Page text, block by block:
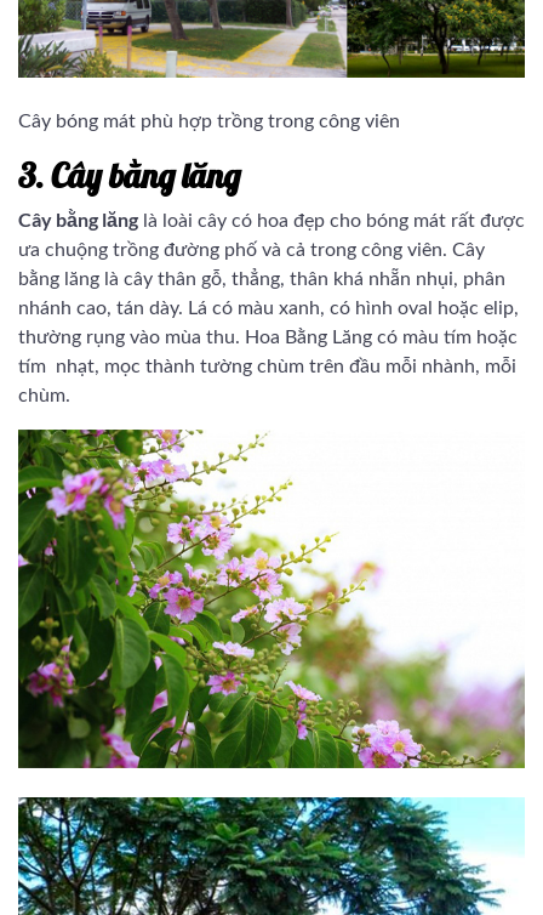
Cây bóng mát phù hợp trồng trong công viên
3. Cây bằng lăng
Cây bằng lăng là loài cây có hoa đẹp cho bóng mát rất được
ưa chuộng trồng đường phố và cả trong công viên. Cây
bằng lăng là cây thân gỗ, thẳng, thân khá nhẵn nhụi, phân
nhánh cao, tán dày. Lá có màu xanh, có hình oval hoặc elip,
thường rụng vào mùa thu. Hoa Bằng Lăng có màu tím hoặc
tím nhạt, mọc thành tường chùm trên đầu mỗi nhành, mỗi
chùm.